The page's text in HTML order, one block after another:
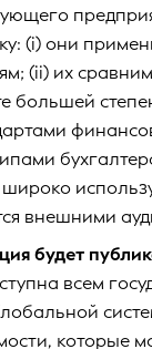
(i) они
(ii) их
большей
внешними
будет
всем
которые